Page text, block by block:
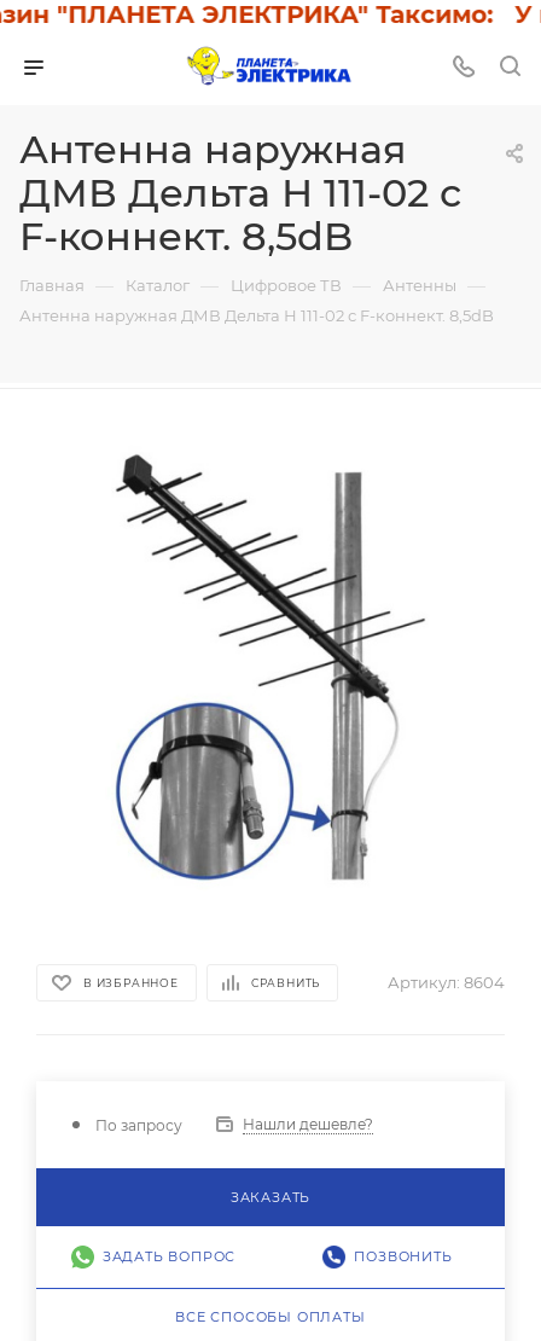
"ПЛАНЕТА ЭЛЕКТРИКА" Таксимо: У
Антенна наружная
ДМВ Дельта Н 111-02 с
F-коннект. 8,5dB
Главная — Каталог — Цифровое ТВ — Антенны —
Антенна наружная ДМВ Дельта Н 111-02 с F-коннект. 8,5dB
В ИЗБРАННОЕ СРАВНИТЬ Артикул: 8604
По запросу Нашли дешевле?
ЗАКАЗАТЬ
ЗАДАТЬ ВОПРОС ПОЗВОНИТЬ
ВСЕ СПОСОБЫ ОПЛАТЫ